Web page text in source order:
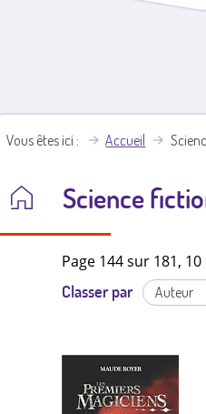
Vous êtes ici Accueil
Science
Page 144 sur 181,
Classer par